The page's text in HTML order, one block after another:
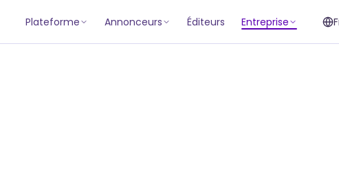
Plateforme Annonceurs Éditeurs Entreprise